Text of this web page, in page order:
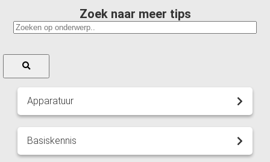
Zoek naar meer tips
Apparatuur
Basiskennis